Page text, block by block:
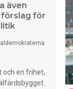
öppet brev
alla hushåll –
även
för
och en frihet,